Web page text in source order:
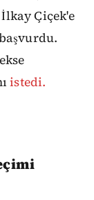
Çiçek'e
istedi.